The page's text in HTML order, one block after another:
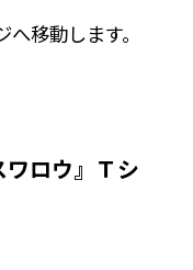
移動します。
ワロウ』Ｔシ